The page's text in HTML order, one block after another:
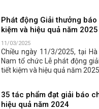
Phát động Giải thưởng
kiệm và hiệu quả năm 2025
11/03/2025
Chiều ngày 11/3/2025, tại
Nam tổ chức Lễ phát động
tiết kiệm và hiệu quả năm 2025.
35 tác phẩm đạt giải báo
hiệu quả năm 2024